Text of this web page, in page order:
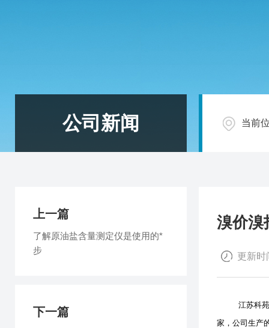
公司新闻 当前
溴价溴
更新时
江苏科
家，公司生产
上一篇
了解原油盐含量测定仪是使用的*
步
下一篇